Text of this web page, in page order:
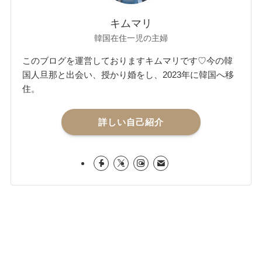
キムマリ
韓国在住一児の主婦
このブログを運営しておりますキムマリです♡今の韓
国人旦那と出会い、授かり婚をし、2023年に韓国へ移
住。
詳しい自己紹介